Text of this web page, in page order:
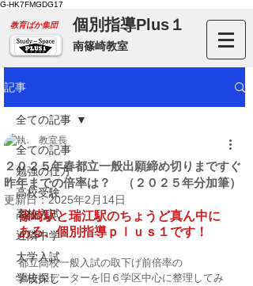
G-HK7FMGDG17
​教育ばか集団 個別指導Plus１
南篠崎教室
記事
全ての記事
勉強の仕方
高校受験
高校入試
近隣中学
大学入試
学校探し
全ての記事
２０２５年春都立一般出願締め切りまですぐ
昨年までの倍率は？ （２０２５年分加筆）
教室長
更新日：2025年2月14日
篠崎駅と瑞江駅のちょうど真ん中に
ある、個別指導ｐｌｕｓ１です！
都立高校一般入試の取下げ前倍率の
過去のデーターを旧６学区中心に整理してみ